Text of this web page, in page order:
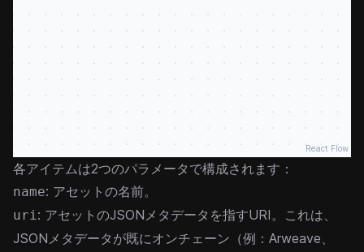
React Flow
各アイテムは2つのパラメータで構成されます：
name: アセットの名前。
uri: アセットのJSONメタデータ を指すURI。これは、
JSONメタデータが既にオンチェーン（例：Arweave、